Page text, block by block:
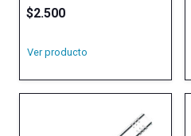
$2.500
Ver producto